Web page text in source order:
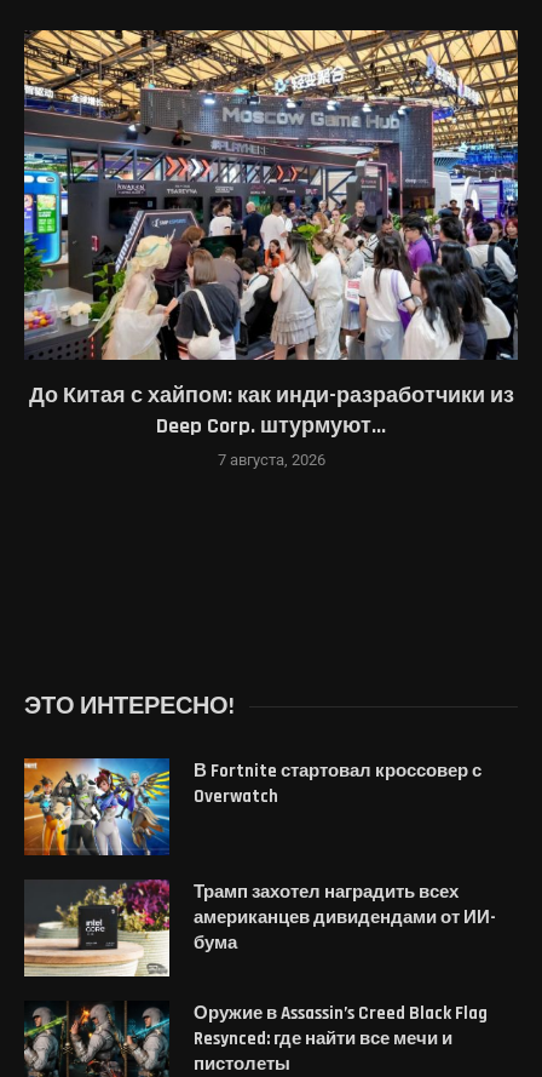
До Китая с хайпом: как инди-разработчики из
Deep Corp. штурмуют...
7 августа, 2026
ЭТО ИНТЕРЕСНО!
В Fortnite стартовал кроссовер с
Overwatch
Трамп захотел наградить всех
американцев дивидендами от ИИ-
бума
Оружие в Assassin’s Creed Black Flag
Resynced: где найти все мечи и
пистолеты